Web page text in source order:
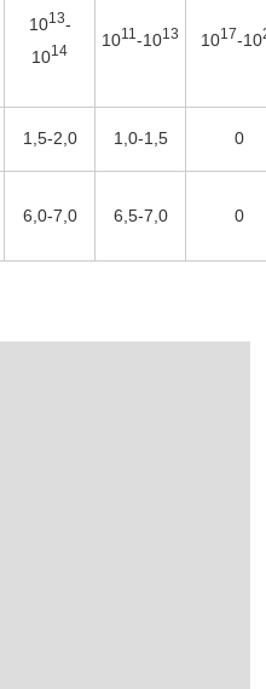
1013-
1014
1011 -1013 1017-10
1,5-2,0 1,0-1,5 0
6,0-7,0 6,5-7,0 0